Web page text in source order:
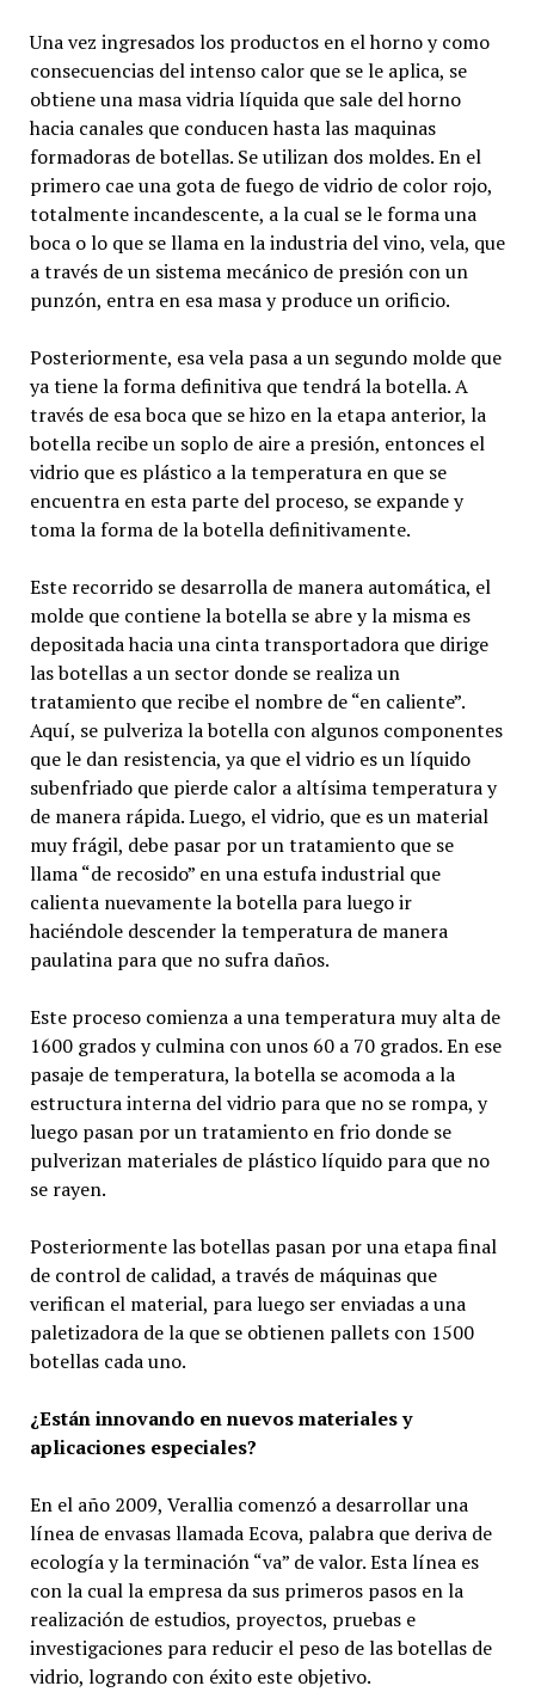
Una vez ingresados los productos en el horno y como
consecuencias del intenso calor que se le aplica, se
obtiene una masa vidria líquida que sale del horno
hacia canales que conducen hasta las maquinas
formadoras de botellas. Se utilizan dos moldes. En el
primero cae una gota de fuego de vidrio de color rojo,
totalmente incandescente, a la cual se le forma una
boca o lo que se llama en la industria del vino, vela, que
a través de un sistema mecánico de presión con un
punzón, entra en esa masa y produce un orificio.
Posteriormente, esa vela pasa a un segundo molde que
ya tiene la forma definitiva que tendrá la botella. A
través de esa boca que se hizo en la etapa anterior, la
botella recibe un soplo de aire a presión, entonces el
vidrio que es plástico a la temperatura en que se
encuentra en esta parte del proceso, se expande y
toma la forma de la botella definitivamente.
Este recorrido se desarrolla de manera automática, el
molde que contiene la botella se abre y la misma es
depositada hacia una cinta transportadora que dirige
las botellas a un sector donde se realiza un
tratamiento que recibe el nombre de “en caliente”.
Aquí, se pulveriza la botella con algunos componentes
que le dan resistencia, ya que el vidrio es un líquido
subenfriado que pierde calor a altísima temperatura y
de manera rápida. Luego, el vidrio, que es un material
muy frágil, debe pasar por un tratamiento que se
llama “de recosido” en una estufa industrial que
calienta nuevamente la botella para luego ir
haciéndole descender la temperatura de manera
paulatina para que no sufra daños.
Este proceso comienza a una temperatura muy alta de
1600 grados y culmina con unos 60 a 70 grados. En ese
pasaje de temperatura, la botella se acomoda a la
estructura interna del vidrio para que no se rompa, y
luego pasan por un tratamiento en frio donde se
pulverizan materiales de plástico líquido para que no
se rayen.
Posteriormente las botellas pasan por una etapa final
de control de calidad, a través de máquinas que
verifican el material, para luego ser enviadas a una
paletizadora de la que se obtienen pallets con 1500
botellas cada uno.
¿Están innovando en nuevos materiales y
aplicaciones especiales?
En el año 2009, Verallia comenzó a desarrollar una
línea de envasas llamada Ecova, palabra que deriva de
ecología y la terminación “va” de valor. Esta línea es
con la cual la empresa da sus primeros pasos en la
realización de estudios, proyectos, pruebas e
investigaciones para reducir el peso de las botellas de
vidrio, logrando con éxito este objetivo.